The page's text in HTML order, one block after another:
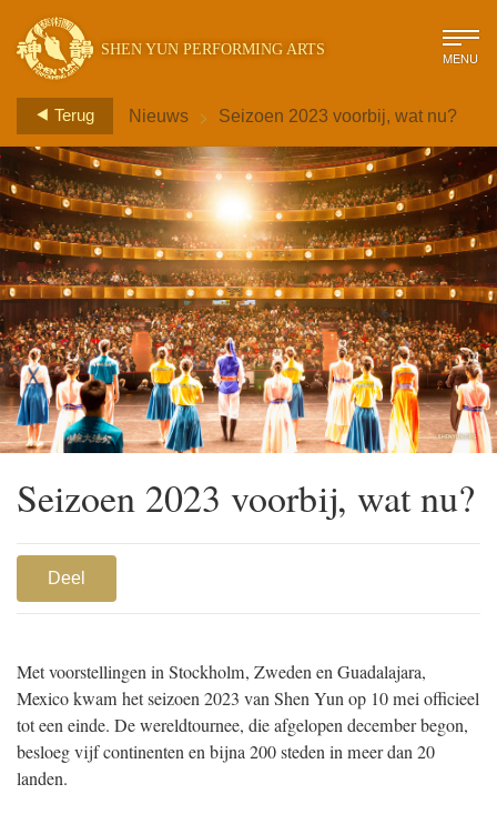
SHEN YUN PERFORMING ARTS MENU
Terug Nieuws > Seizoen 2023 voorbij, wat nu?
Seizoen 2023 voorbij, wat nu?
Deel
Met voorstellingen in Stockholm, Zweden en Guadalajara,
Mexico kwam het seizoen 2023 van Shen Yun op 10 mei officieel
tot een einde. De wereldtournee, die afgelopen december begon,
besloeg vijf continenten en bijna 200 steden in meer dan 20
landen.